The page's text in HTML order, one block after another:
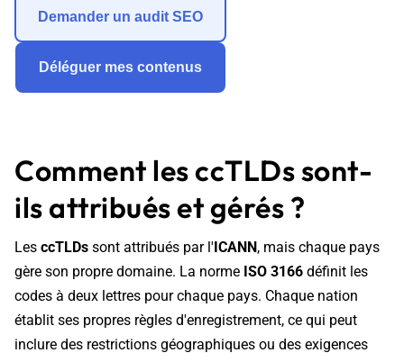
Demander un audit SEO
Déléguer mes contenus
Comment les ccTLDs sont-
ils attribués et gérés ?
Les ccTLDs sont attribués par l'ICANN, mais chaque pays
gère son propre domaine. La norme ISO 3166 définit les
codes à deux lettres pour chaque pays. Chaque nation
établit ses propres règles d'enregistrement, ce qui peut
inclure des restrictions géographiques ou des exigences